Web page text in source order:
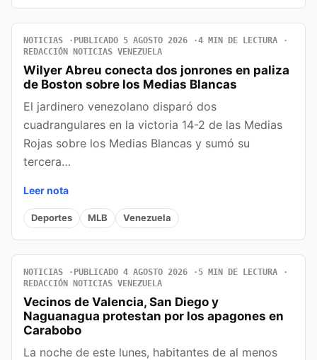
NOTICIAS PUBLICADO 5 AGOSTO 2026
4 MIN DE LECTURA
REDACCIÓN NOTICIAS VENEZUELA
Wilyer Abreu conecta dos jonrones en paliza
de Boston sobre los Medias Blancas
El jardinero venezolano disparó dos
cuadrangulares en la victoria 14-2 de las Medias
Rojas sobre los Medias Blancas y sumó su
tercera…
Leer nota
Deportes MLB Venezuela
NOTICIAS PUBLICADO 4 AGOSTO 2026
5 MIN DE LECTURA
REDACCIÓN NOTICIAS VENEZUELA
Vecinos de Valencia, San Diego y
Naguanagua protestan por los apagones en
Carabobo
La noche de este lunes, habitantes de al menos